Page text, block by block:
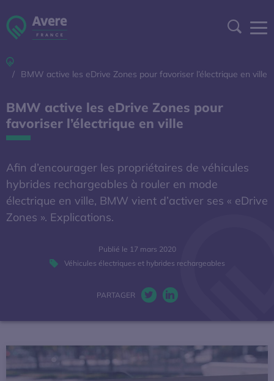
AFIREV
BAROMÈTRE EXPERTS'OUVRE DANS UNE
A DÉCOUVRIR
L’Avere-France
La mobilité électrique
Actualités
Baromètres
Accueil
BMW active les eDrive Zones pour favoriser l’électrique en ville
BMW active les eDrive Zones pour
favoriser l’électrique en ville
Afin d’encourager les propriétaires de véhicules
hybrides rechargeables à rouler en mode
électrique en ville, BMW vient d’activer ses « eDrive
Zones ». Explications.
Publié le 17 mars 2020
Véhicules électriques et hybrides rechargeables
PARTAGER